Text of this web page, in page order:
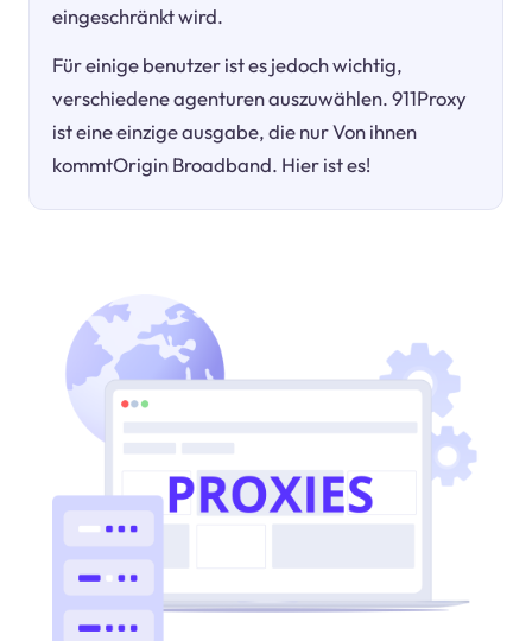
eingeschränkt wird.
Für einige benutzer ist es jedoch wichtig,
verschiedene agenturen auszuwählen. 911Proxy
ist eine einzige ausgabe, die nur Von ihnen
kommtOrigin Broadband. Hier ist es!